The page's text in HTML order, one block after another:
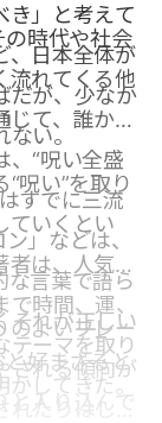
き」と考えて
、日本全体が
だが、少なか
ない。
の時代や社会
流れてくる他
じて、誰かの
、“呪い全盛
すでに三流
」などは、
な言葉で語ら
それが正しい
と好まざると
と入り込んで
呪い”を取り
ていくとい
者は、人気サ
時間、運、
テーマを取り
してきた。
のよいフレー
される傾向が
たりはしな